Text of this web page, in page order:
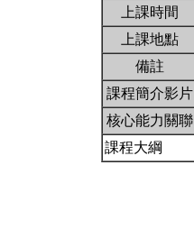
上課時間
上課地點
備註
課程簡介影片
核心能力關聯
課程大綱